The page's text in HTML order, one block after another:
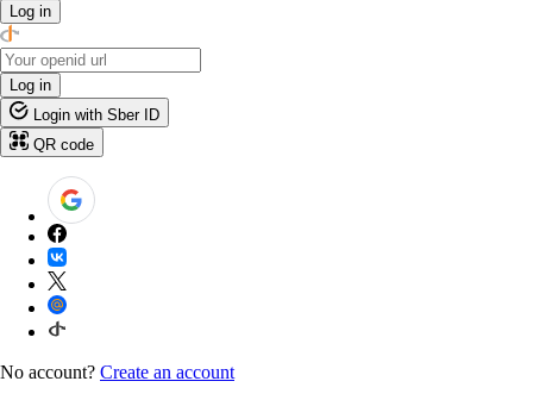
Log in
Log in
Login with Sber ID
QR code
No account? Create an account